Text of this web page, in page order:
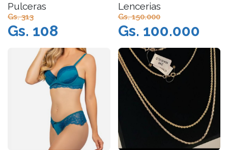
Pulceras
Gs. 313
Gs. 108
Lencerias
Gs. 150.000
Gs. 100.000